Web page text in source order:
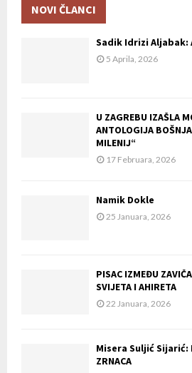
NOVI ČLANCI
Sadik Idrizi Aljabak:
5 Aprila, 2026
U ZAGREBU IZAŠLA
ANTOLOGIJA
MILENIJ“
17 Februara, 2026
Namik Dokle
25 Januara, 2026
PISAC IZMEĐU
SVIJETA I AHIRETA
22 Januara, 2026
Misera Suljić Sijarić:
ZRNACA